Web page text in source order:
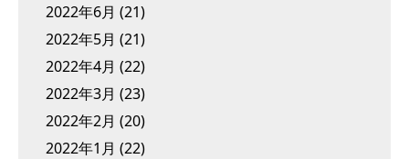
2022年6月 (21)
2022年5月 (21)
2022年4月 (22)
2022年3月 (23)
2022年2月 (20)
2022年1月 (22)